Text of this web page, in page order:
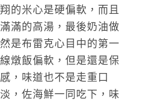
的米心是硬偏軟，而且
滿的高湯，最後奶油做
是布雷克心目中的第一
燉飯偏軟，但是還是保
，味道也不是走重口
，佐海鮮一同吃下，味